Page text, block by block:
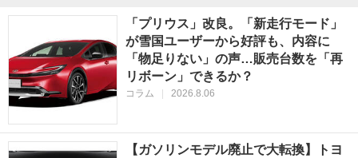
「プリウス」改良。「新走行モード」
が雪国ユーザーから好評も、内容に
「物足りない」の声…販売台数を「再
リボーン」できるか？
コラム 2026.8.06
【ガソリンモデル廃止で大転換】トヨ